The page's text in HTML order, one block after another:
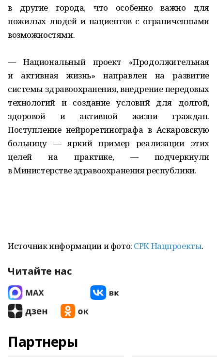
в другие города, что особенно важно для
пожилых людей и пациентов с ограниченными
возможностями.
— Национальный проект «Продолжительная
и активная жизнь» направлен на развитие
системы здравоохранения, внедрение передовых
технологий и создание условий для долгой,
здоровой и активной жизни граждан.
Поступление нейроретинографа в Аскаровскую
больницу — яркий пример реализации этих
целей на практике, — подчеркнули
в Министерстве здравоохранения республики.
Источник информации и фото: СРК Нацпроекты.
Читайте нас
Партнеры